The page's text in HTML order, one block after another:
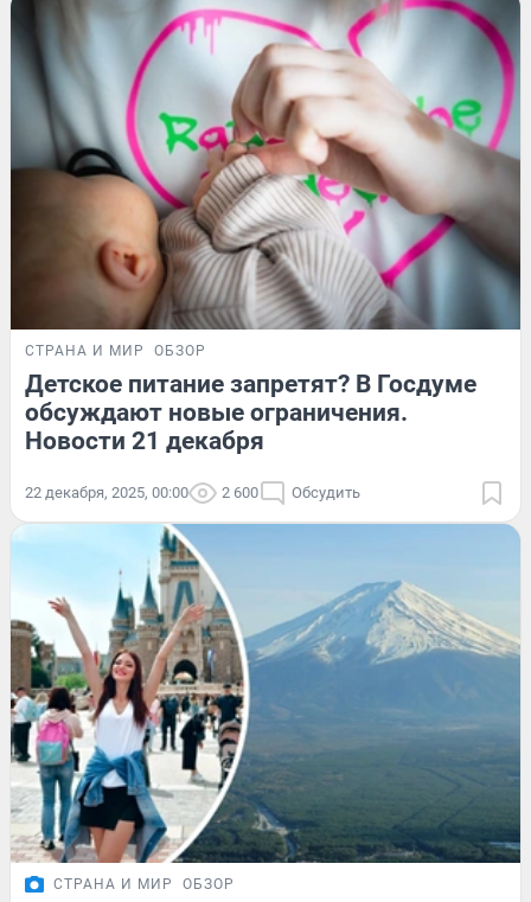
СТРАНА И МИР ОБЗОР
Детское питание запретят? В Госдуме
обсуждают новые ограничения.
Новости 21 декабря
22 декабря, 2025, 00:00 2 600 Обсудить
СТРАНА И МИР ОБЗОР